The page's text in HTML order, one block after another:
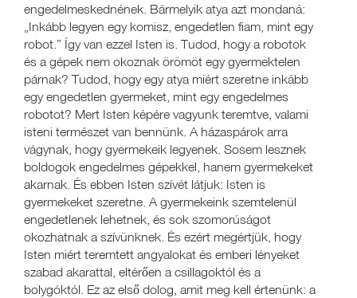
engedelmeskednének. Bármelyik atya azt mondaná:
„Inkább legyen egy komisz, engedetlen fiam, mint egy
robot.” Így van ezzel Isten is. Tudod, hogy a robotok
és a gépek nem okoznak örömöt egy gyermektelen
párnak? Tudod, hogy egy atya miért szeretne inkább
egy engedetlen gyermeket, mint egy engedelmes
robotot? Mert Isten képére vagyunk teremtve, valami
isteni természet van bennünk. A házaspárok arra
vágynak, hogy gyermekeik legyenek. Sosem lesznek
boldogok engedelmes gépekkel, hanem gyermekeket
akarnak. És ebben Isten szívét látjuk: Isten is
gyermekeket szeretne. A gyermekeink szemtelenül
engedetlenek lehetnek, és sok szomorúságot
okozhatnak a szívünknek. És ezért megértjük, hogy
Isten miért teremtett angyalokat és emberi lényeket
szabad akarattal, eltérően a csillagoktól és a
bolygóktól. Ez az első dolog, amit meg kell értenünk: a